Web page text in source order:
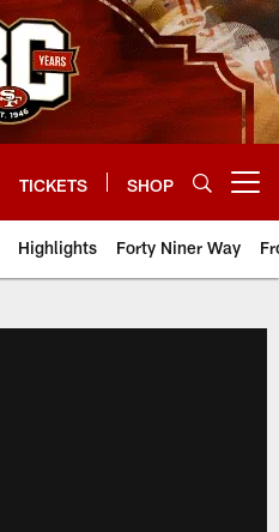
TICKETS SHOP
Highlights Forty Niner Way